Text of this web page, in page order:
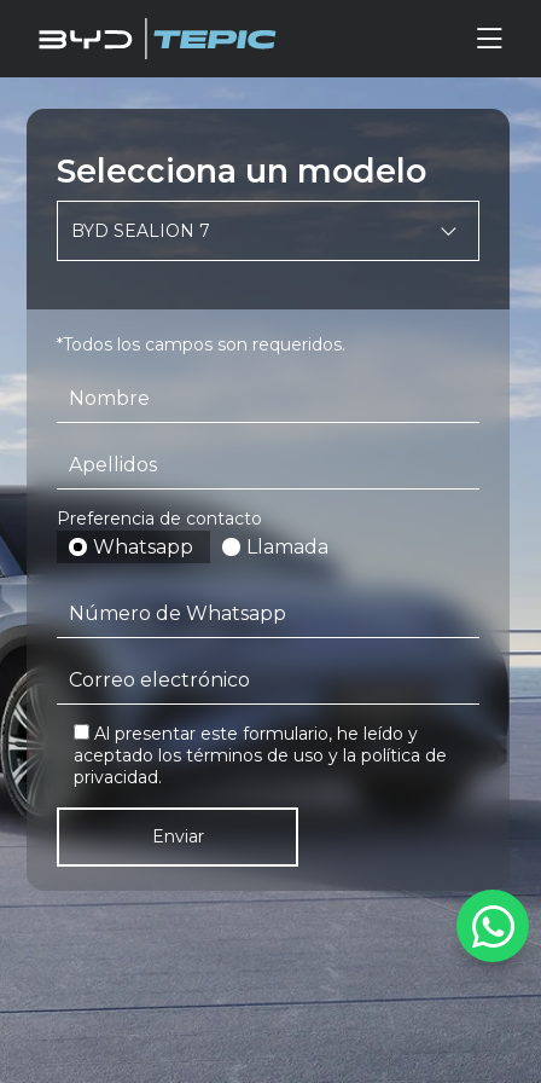
Selecciona un modelo
*Todos los campos son requeridos.
Preferencia de contacto
Whatsapp Llamada
Al presentar este formulario, he leído y
aceptado los términos de uso y la política de
privacidad.